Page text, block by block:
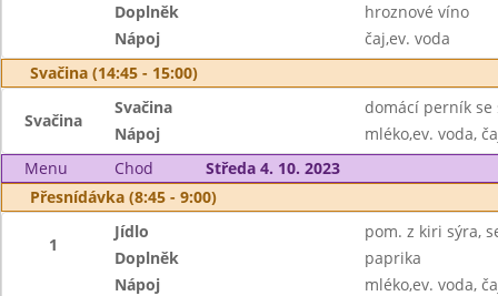
Doplněk
hroznové víno
Nápoj
čaj,ev. voda
Svačina (14:45 - 15:00)
Svačina
Svačina
domácí perník se
Nápoj
mléko,ev. voda,
Menu
Chod
Středa 4. 10. 2023
Přesnídávka (8:45 - 9:00)
1
Jídlo
pom. z kiri sýra,
Doplněk
paprika
Nápoj
mléko,ev. voda,